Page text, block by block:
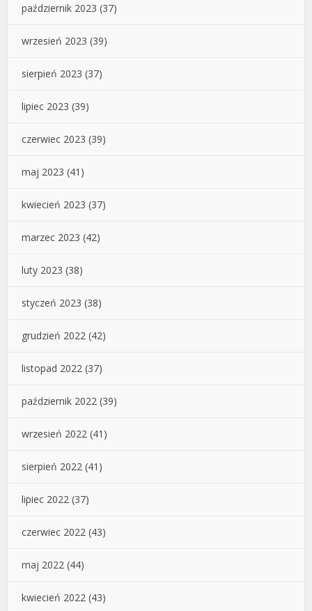
październik 2023 (37)
wrzesień 2023 (39)
sierpień 2023 (37)
lipiec 2023 (39)
czerwiec 2023 (39)
maj 2023 (41)
kwiecień 2023 (37)
marzec 2023 (42)
luty 2023 (38)
styczeń 2023 (38)
grudzień 2022 (42)
listopad 2022 (37)
październik 2022 (39)
wrzesień 2022 (41)
sierpień 2022 (41)
lipiec 2022 (37)
czerwiec 2022 (43)
maj 2022 (44)
kwiecień 2022 (43)